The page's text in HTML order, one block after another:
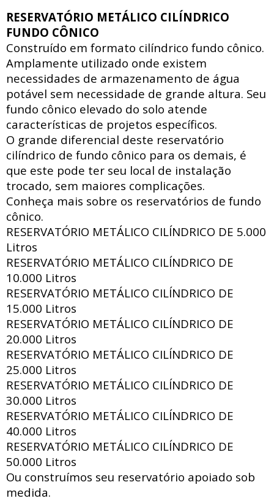
RESERVATÓRIO METÁLICO CILÍNDRICO
FUNDO CÔNICO
Construído em formato cilíndrico fundo cônico.
Amplamente utilizado onde existem
necessidades de armazenamento de água
potável sem necessidade de grande altura. Seu
fundo cônico elevado do solo atende
características de projetos específicos.
O grande diferencial deste reservatório
cilíndrico de fundo cônico para os demais, é
que este pode ter seu local de instalação
trocado, sem maiores complicações.
Conheça mais sobre os reservatórios de fundo
cônico.
RESERVATÓRIO METÁLICO CILÍNDRICO DE 5.000
Litros
RESERVATÓRIO METÁLICO CILÍNDRICO DE
10.000 Litros
RESERVATÓRIO METÁLICO CILÍNDRICO DE
15.000 Litros
RESERVATÓRIO METÁLICO CILÍNDRICO DE
20.000 Litros
RESERVATÓRIO METÁLICO CILÍNDRICO DE
25.000 Litros
RESERVATÓRIO METÁLICO CILÍNDRICO DE
30.000 Litros
RESERVATÓRIO METÁLICO CILÍNDRICO DE
40.000 Litros
RESERVATÓRIO METÁLICO CILÍNDRICO DE
50.000 Litros
Ou construímos seu reservatório apoiado sob
medida.